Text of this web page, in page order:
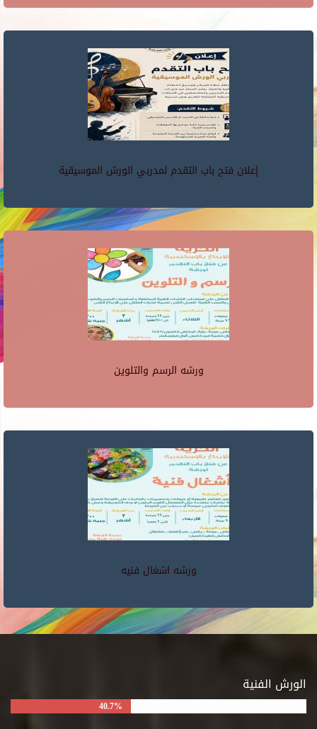
إعلان فتح باب التقدم لمدربي الورش الموسيقية
ورشه الرسم والتلوين
ورشه اشغال فنيه
الورش الفنية
40.7%